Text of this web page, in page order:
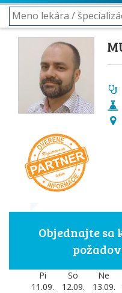
Objednajte
Pi
11.09.
So
12.09.
Ne
13.09.